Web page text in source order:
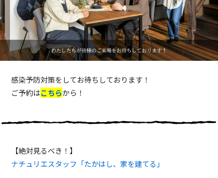
感染予防対策をしてお待ちしております！
ご予約はこちらから！
【絶対見るべき！】
ナチュリエスタッフ「たかはし、家を建てる」